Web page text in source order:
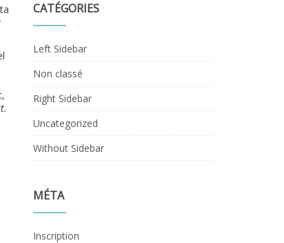
CATÉGORIES
Left Sidebar
Non classé
Right Sidebar
Uncategorized
Without Sidebar
MÉTA
Inscription